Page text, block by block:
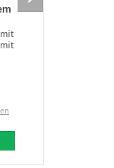
den Warenkorb